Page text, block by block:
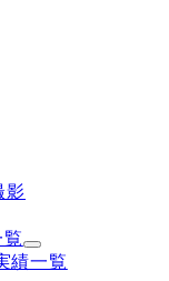
影
績一覧